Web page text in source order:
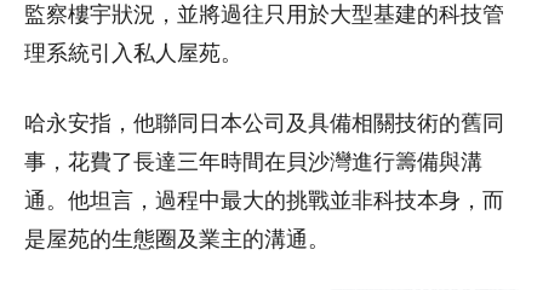
監察樓宇狀況，並將過往只用於大型基建的科技管
理系統引入私人屋苑。
哈永安指，他聯同日本公司及具備相關技術的舊同
事，花費了長達三年時間在貝沙灣進行籌備與溝
通。他坦言，過程中最大的挑戰並非科技本身，而
是屋苑的生態圈及業主的溝通。